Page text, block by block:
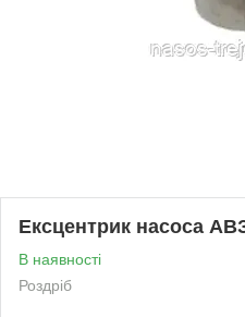
Ексцентрик насоса
В наявності
Роздріб